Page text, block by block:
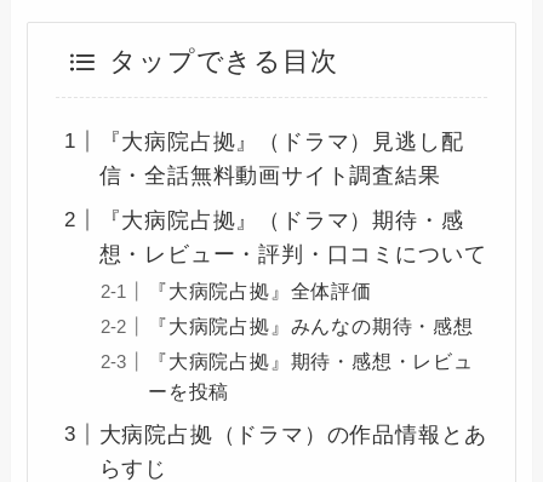
タップできる目次
『大病院占拠』（ドラマ）見逃し配
信・全話無料動画サイト調査結果
『大病院占拠』（ドラマ）期待・感
想・レビュー・評判・口コミについて
『大病院占拠』全体評価
『大病院占拠』みんなの期待・感想
『大病院占拠』期待・感想・レビュ
ーを投稿
大病院占拠（ドラマ）の作品情報とあ
らすじ